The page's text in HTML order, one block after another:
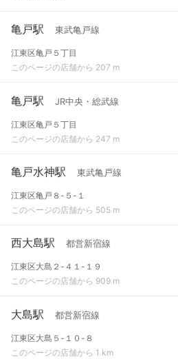
亀戸駅 東武亀戸線
江東区亀戸５丁目
このページの店舗から 207 m
亀戸駅 JR中央・総武線
江東区亀戸５丁目
このページの店舗から 247 m
亀戸水神駅 東武亀戸線
江東区亀戸８-５-１
このページの店舗から 505 m
西大島駅 都営新宿線
江東区大島２-４１-１９
このページの店舗から 909 m
大島駅 都営新宿線
江東区大島５-１０-８
このページの店舗から 1 km